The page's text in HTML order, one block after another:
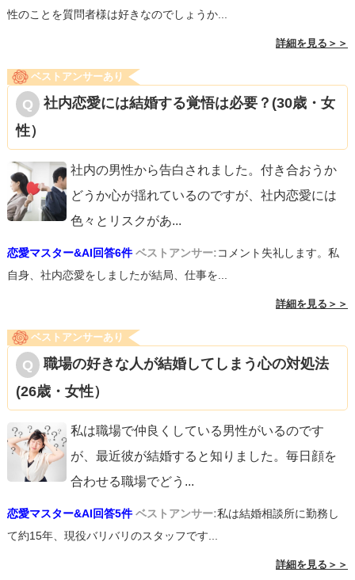
性のことを質問者様は好きなのでしょうか...
詳細を見る＞＞
ベストアンサーあり
社内恋愛には結婚する覚悟は必要？(30歳・女
性）
社内の男性から告白されました。付き合おうか
どうか心が揺れているのですが、社内恋愛には
色々とリスクがあ...
恋愛マスター&AI回答6件 ベストアンサー:コメント失礼します。私
自身、社内恋愛をしましたが結局、仕事を...
詳細を見る＞＞
ベストアンサーあり
職場の好きな人が結婚してしまう心の対処法
(26歳・女性）
私は職場で仲良くしている男性がいるのです
が、最近彼が結婚すると知りました。毎日顔を
合わせる職場でどう ...
恋愛マスター&AI回答5件 ベストアンサー:私は結婚相談所に勤務し
て約15年、現役バリバリのスタッフです...
詳細を見る＞＞